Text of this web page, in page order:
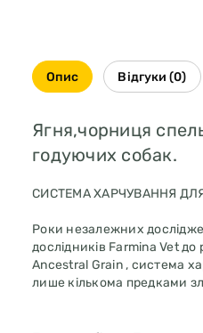
Опис Відгуки (0)
Ягня,чорниця
годуючих собак.
СИСТЕМА ХАРЧУВАННЯ
Роки незалежних
дослідників Farmina Vet
Ancestral Grain , система
лише кількома предками